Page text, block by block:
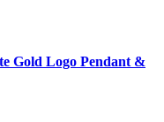
Gold Logo Pendant &